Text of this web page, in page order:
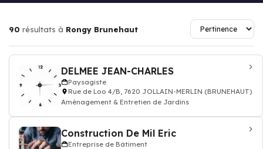
90 résultats à Rongy Brunehaut
DELMEE JEAN-CHARLES
Paysagiste
Rue de Loo 4/B, 7620 JOLLAIN-MERLIN (BRUNEHAUT)
Aménagement & Entretien de Jardins
Construction De Mil Eric
Entreprise de Bâtiment